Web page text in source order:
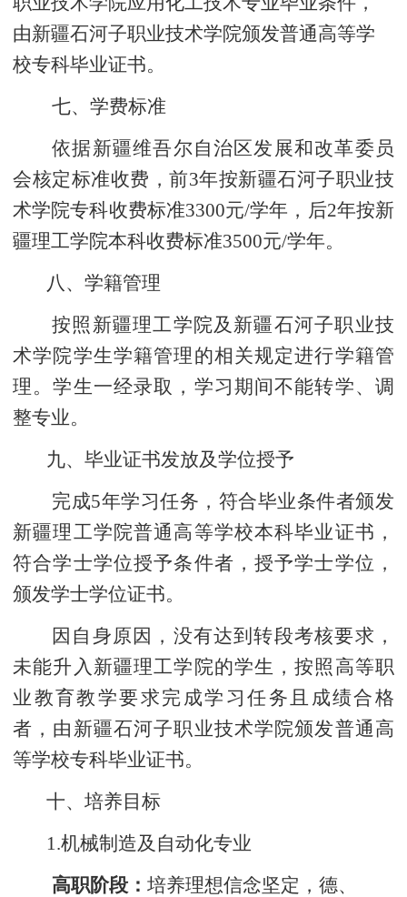
由新疆石河子职业技术学院颁发普通高等学
校专科毕业证书。
七、学费标准
依据新疆维吾尔自治区发展和改革委员
会核定标准收费，前3年按新疆石河子职业技
术学院专科收费标准3300元/学年，后2年按新
疆理工学院本科收费标准3500元/学年。
八、学籍管理
按照新疆理工学院及新疆石河子职业技
术学院学生学籍管理的相关规定进行学籍管
理。学生一经录取，学习期间不能转学、调
整专业。
九、毕业证书发放及学位授予
完成5年学习任务，符合毕业条件者颁发
新疆理工学院普通高等学校本科毕业证书，
符合学士学位授予条件者，授予学士学位，
颁发学士学位证书。
因自身原因，没有达到转段考核要求，
未能升入新疆理工学院的学生，按照高等职
业教育教学要求完成学习任务且成绩合格
者，由新疆石河子职业技术学院颁发普通高
等学校专科毕业证书。
十、培养目标
1.机械制造及自动化专业
高职阶段：培养理想信念坚定，德、